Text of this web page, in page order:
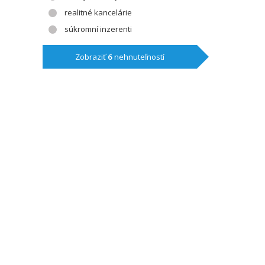
realitné kancelárie
súkromní inzerenti
Zobraziť6nehnuteľností